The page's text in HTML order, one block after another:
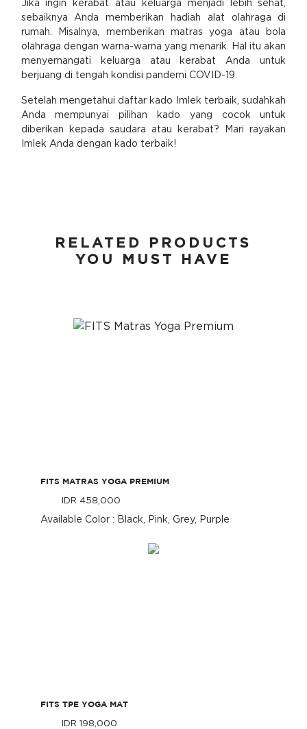
Jika ingin kerabat atau keluarga menjadi lebih sehat,
sebaiknya Anda memberikan hadiah alat olahraga di
rumah. Misalnya, memberikan matras yoga atau bola
olahraga dengan warna-warna yang menarik. Hal itu akan
menyemangati keluarga atau kerabat Anda untuk
berjuang di tengah kondisi pandemi COVID-19.
Setelah mengetahui daftar kado Imlek terbaik, sudahkah
Anda mempunyai pilihan kado yang cocok untuk
diberikan kepada saudara atau kerabat? Mari rayakan
Imlek Anda dengan kado terbaik!
RELATED PRODUCTS
YOU MUST HAVE
FITS MATRAS YOGA PREMIUM
IDR 458,000
Available Color : Black, Pink, Grey, Purple
FITS TPE YOGA MAT
IDR 198,000